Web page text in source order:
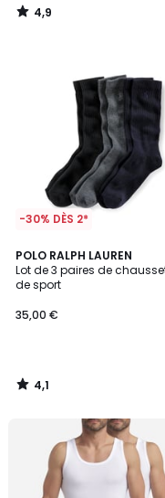
4,9
/
-30% DÈS 2*
POLO RALPH LAUREN
Lot de 3 paires de
de sport
35,00 €
4,1
/ 5
4,1
/